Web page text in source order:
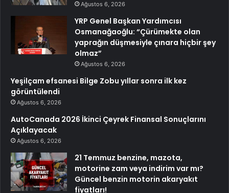
Ağustos 6, 2026
YRP Genel Başkan Yardımcısı
Osmanağaoğlu: “Çürümekte olan
yaprağın düşmesiyle çınara hiçbir şey
olmaz”
Ağustos 6, 2026
Yeşilçam efsanesi Bilge Zobu yıllar sonra ilk kez
görüntülendi
Ağustos 6, 2026
AutoCanada 2026 İkinci Çeyrek Finansal Sonuçlarını
Açıklayacak
Ağustos 6, 2026
21 Temmuz benzine, mazota,
motorine zam veya indirim var mı?
Güncel benzin motorin akaryakıt
fiyatları!